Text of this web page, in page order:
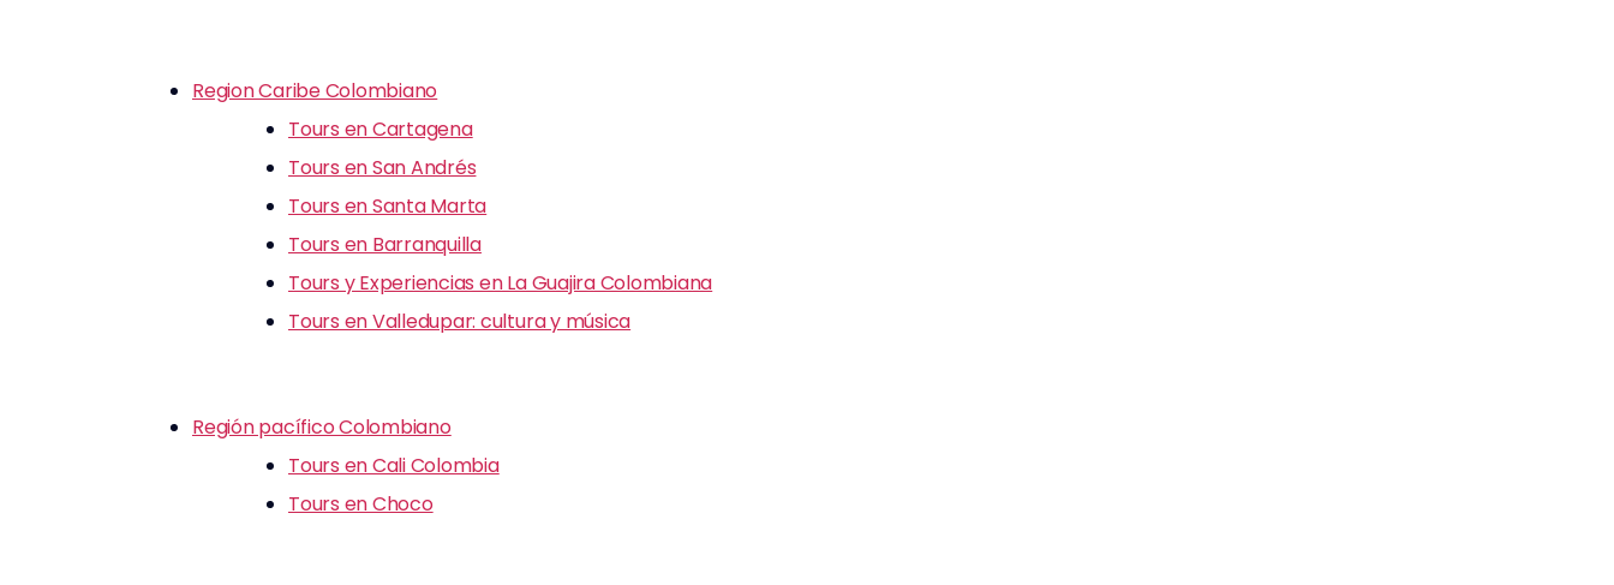
Region Caribe Colombiano
Tours en Cartagena
Tours en San Andrés
Tours en Santa Marta
Tours en Barranquilla
Tours y Experiencias en La Guajira Colombiana
Tours en Valledupar: cultura y música
Región pacífico Colombiano
Tours en Cali Colombia
Tours en Choco